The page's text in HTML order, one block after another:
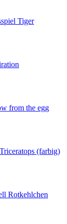
Tiger
from the egg
(farbig)
Rotkehlchen